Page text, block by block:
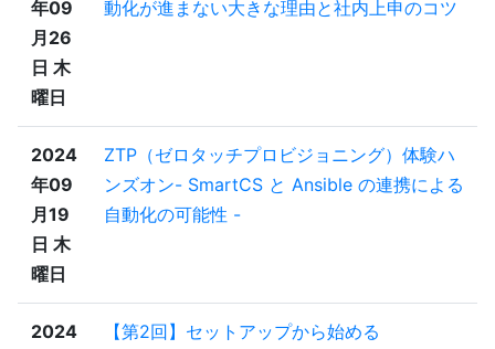
年09
月26
日 木
曜日
動化が進まない大きな理由と社内上申のコツ
2024
年09
月19
日 木
曜日
ZTP（ゼロタッチプロビジョニング）体験ハ
ンズオン- SmartCS と Ansible の連携による
自動化の可能性 -
2024 【第2回】セットアップから始める